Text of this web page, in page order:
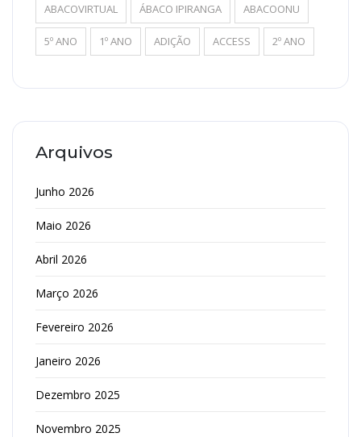
ABACOVIRTUAL ÁBACO IPIRANGA ABACOONU
5º ANO 1º ANO ADIÇÃO ACCESS 2º ANO
Arquivos
Junho 2026
Maio 2026
Abril 2026
Março 2026
Fevereiro 2026
Janeiro 2026
Dezembro 2025
Novembro 2025